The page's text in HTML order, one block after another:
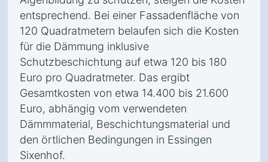
entsprechend. Bei einer Fassadenfläche von
120 Quadratmetern belaufen sich die Kosten
für die Dämmung inklusive
Schutzbeschichtung auf etwa 120 bis 180
Euro pro Quadratmeter. Das ergibt
Gesamtkosten von etwa 14.400 bis 21.600
Euro, abhängig vom verwendeten
Dämmmaterial, Beschichtungsmaterial und
den örtlichen Bedingungen in Essingen
Sixenhof.